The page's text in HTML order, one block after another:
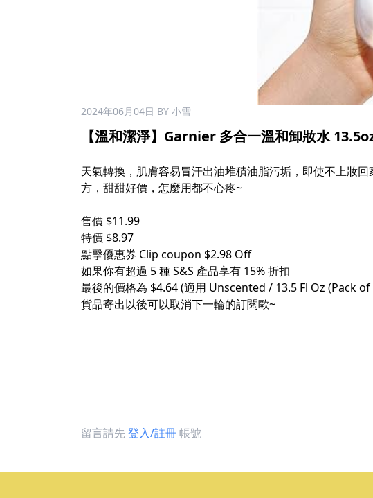
2024年06月04日 BY 小雪
【溫和潔淨】Garnier 多合一溫和卸妝水
天氣轉換，肌膚容易冒汗出油堆積油脂污垢，即使不上妝
方，甜甜好價，怎麼用都不心疼~
售價 $11.99
特價 $8.97
點擊優惠券 Clip coupon $2.98 Off
如果你有超過 5 種 S&S 產品享有 15% 折扣
最後的價格為 $4.64 (適用 Unscented / 13.5 Fl Oz (Pack of
貨品寄出以後可以取消下一輪的訂閱歐~
留言請先登入/註冊帳號